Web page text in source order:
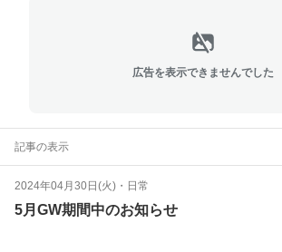
広告を表示できませんでした
記事の表示
2024年04月30日(火) ・ 日常
5月GW期間中のお知らせ